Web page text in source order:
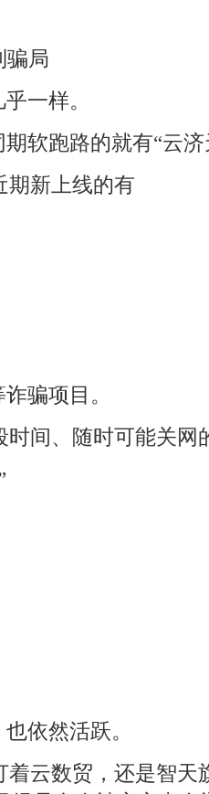
骗局
一样。
期软跑路的就有“云
期新上线的有
骗项目。
时间、随时可能关网
依然活跃。
着云数贸，还是智天